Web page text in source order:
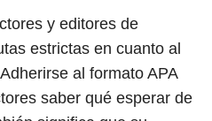
y editores de
estrictas en cuanto al
al formato APA
saber qué esperar de